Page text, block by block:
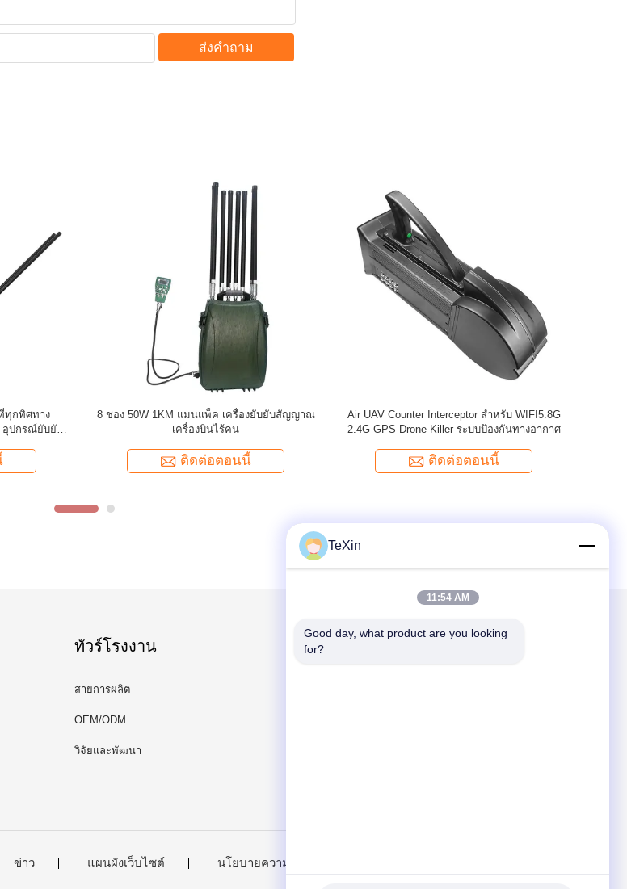
ส่งคำถาม
กลางแจ้ง Long Range
Blocker สำหรับคลัง
ตอนนี้
สีคลุมคลุม 6 แบนด์ manpack เครื่องยับยับ
สัญญาณ Drone ด้วยแบตเตอรี่ชาร์จใหม่
ติดต่อตอนนี้
20 กิโลกรัม น้ําหนักรวม เครื่องกําเนิดกั้นการ
ควบคุมทางไกลสําหรับอุณหภูมิบริเวณ -35oC /
ติดต่อตอนนี้
ทัวร์โรงงาน
สายการผลิต
OEM/ODM
วิจัยและพัฒนา
ส่งจดหมายถึงเรา
ข่าว แผนผังเว็บไซต์ นโยบายความเป็นส่วนตัว
TeXin
11:54 AM
Good day, what product are you looking
for?